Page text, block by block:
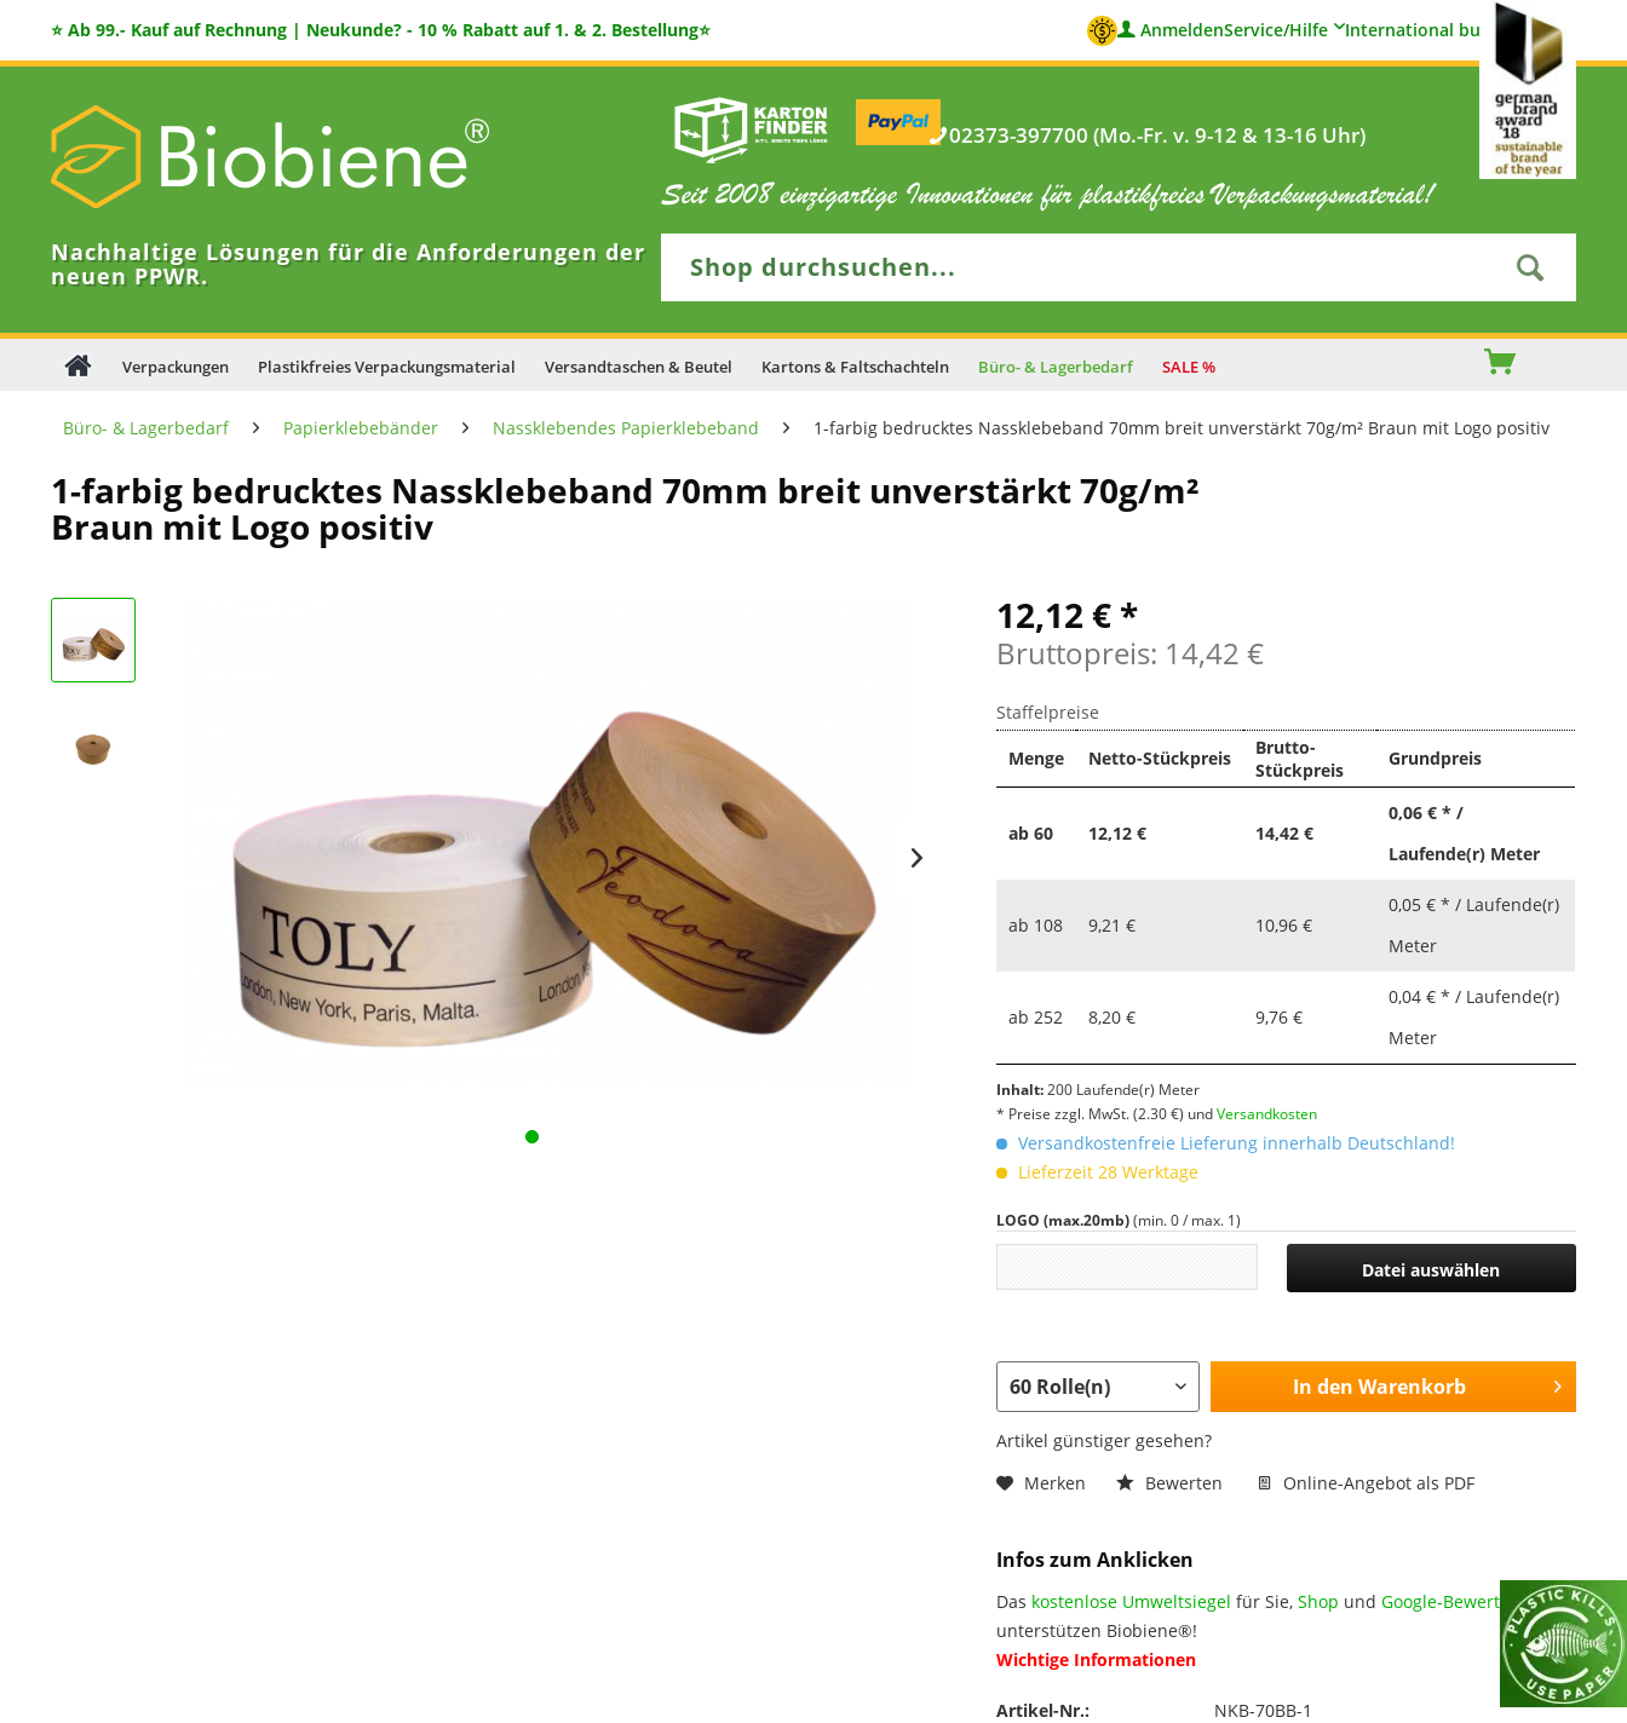
⭐ Ab 99.- Kauf auf Rechnung | Neukunde? - 10 % Rabatt auf 1. & 2. Bestellung⭐ AnmeldenService/Hilfe International buyers
Nachhaltige Lösungen für die Anforderungen der
neuen PPWR.
02373-397700 (Mo.-Fr. v. 9-12 & 13-16 Uhr)
Verpackungen Plastikfreies Verpackungsmaterial Versandtaschen & Beutel Kartons & Faltschachteln Büro- & Lagerbedarf SALE %
Büro- & Lagerbedarf Papierklebebänder Nassklebendes Papierklebeband 1-farbig bedrucktes Nassklebeband 70mm breit unverstärkt 70g/m² Braun mit Logo positiv
1-farbig bedrucktes Nassklebeband 70mm breit unverstärkt 70g/m²
Braun mit Logo positiv
12,12 € *
Bruttopreis: 14,42 €
Staffelpreise
Menge
Netto-Stückpreis
Brutto-
Stückpreis
Grundpreis
ab60 12,12 € 14,42 €
0,06 € * /
Laufende(r) Meter
ab 108 9,21 € 10,96 €
0,05 € * / Laufende(r)
Meter
ab 252 8,20 € 9,76 €
0,04 € * / Laufende(r)
Meter
Inhalt:200 Laufende(r) Meter
* Preise zzgl. MwSt.(2.30 €) undVersandkosten
Versandkostenfreie Lieferung innerhalb Deutschland!
Lieferzeit 28 Werktage
LOGO (max.20mb)(min. 0 / max. 1)
Datei auswählen
In den Warenkorb
Artikel günstiger gesehen?
Merken
Bewerten Online-Angebot als PDF
Infos zum Anklicken
Das kostenlose Umweltsiegel für Sie,Shop undGoogle-Bewertungen
unterstützen Biobiene®!
Wichtige Informationen
Artikel-Nr.: NKB-70BB-1